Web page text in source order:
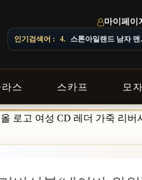
마이페이
인기검색어 : 4. 스톤아일랜드 남자 맨투맨
스 스카프 모자
로고 여성 CD 레더 가죽 리버